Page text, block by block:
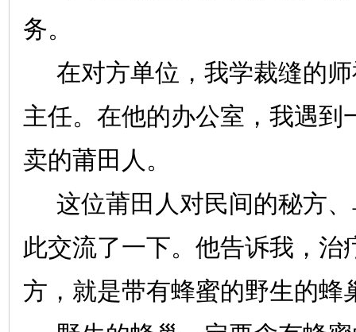
务。
在对方单位，我学裁缝的
主任。在他的办公室，我遇到
卖的莆田人。
这位莆田人对民间的秘方
此交流了一下。他告诉我，治
方，就是带有蜂蜜的野生的蜂